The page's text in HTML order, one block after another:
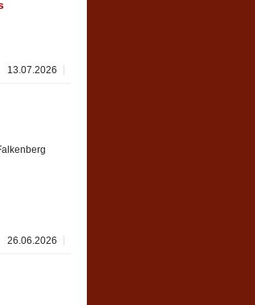
13.07.2026
26.06.2026